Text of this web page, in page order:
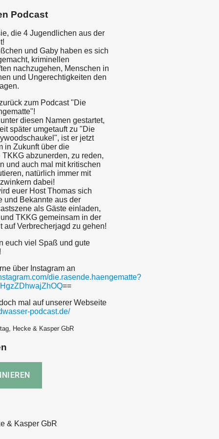
Podcast
die 4 Jugendlichen aus der
und Gaby haben es sich
kriminellen
nachzugehen, Menschen in
und Ungerechtigkeiten den
zum Podcast "Die
diesen Namen gestartet,
später umgetauft zu "Die
ist er jetzt
in Zukunft über die
abzunerden, zu reden,
und auch mal mit kritischen
natürlich immer mit
dabei!
euer Host Thomas sich
und Bekannte aus der
als Gäste einladen,
TKKG gemeinsam in der
auf Verbrecherjagd zu gehen!
euch viel Spaß und gute
über Instagram an
die.rasende.haengematte?
==
mal auf unserer Webseite
podcast.de/
Hecke & Kasper GbR
& Kasper GbR